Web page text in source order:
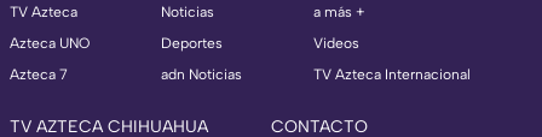
TV Azteca
Azteca UNO
Azteca 7
Noticias
Deportes
adn Noticias
a más +
Videos
TV Azteca Internacional
TV AZTECA CHIHUAHUA CONTACTO